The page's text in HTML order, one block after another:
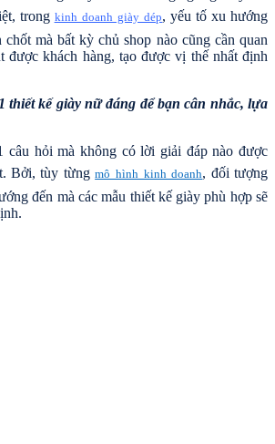
trong kinh doanh giày dép, yếu tố xu hướng
mà bất kỳ chủ shop nào cũng cần quan
được khách hàng, tạo được vị thế nhất định
thiết kế giày nữ đáng để bạn cân nhắc, lựa
câu hỏi mà không có lời giải đáp nào được
Bởi, tùy từngmô hình kinh doanh, đối tượng
đến mà các mẫu thiết kế giày phù hợp sẽ